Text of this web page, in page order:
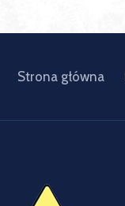
Strona główna